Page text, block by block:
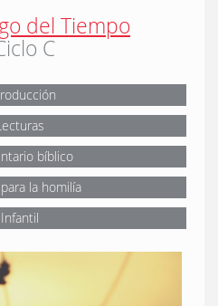
del Tiempo
C
bíblico
la homilía
Infantil